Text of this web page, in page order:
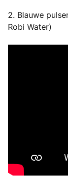
2. Blauwe
Robi Water)